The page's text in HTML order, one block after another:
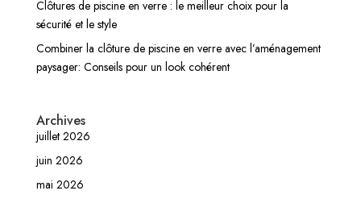
Clôtures de piscine en verre : le meilleur choix pour la
sécurité et le style
Combiner la clôture de piscine en verre avec l’aménagement
paysager: Conseils pour un look cohérent
Archives
juillet 2026
juin 2026
mai 2026